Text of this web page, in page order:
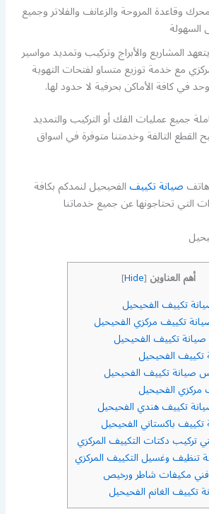
وقاعدة المروحة والزعانف والفلاتر وجميع
السهولة
يتعهد المشاريع والأبراج وتركيب وتمديد مواسير
مع خدمة توزيع متساو لفتحات التهوية
في كافة الأماكن بحرفية لا حدود لها.
جميع عمليات الفك أو التركيب والتمديد
القطع التالفة وخدمتنا متوفرة في اسواق
صيانة تكييفالفحيحيل لنمدكم بكافة
التي تحتاجونها عن جميع خدماتنا
أهم العناوين [
Hide
]
تكييف الفحيحيل
تكييف مركزي الفحيحيل
تكييف الفحيحيل
تكييف الفحيحيل
صيانة تكييف الفحيحيل
مركزي الفحيحيل
تكييف هندي الفحيحيل
تكييف باكستاني الفحيحيل
تركيب دكتات التكييف المركزي
تنظيف وغسيل التكييف المركزي
مكيفات شاطر ورخيص
تكييف الغانم الفحيحيل